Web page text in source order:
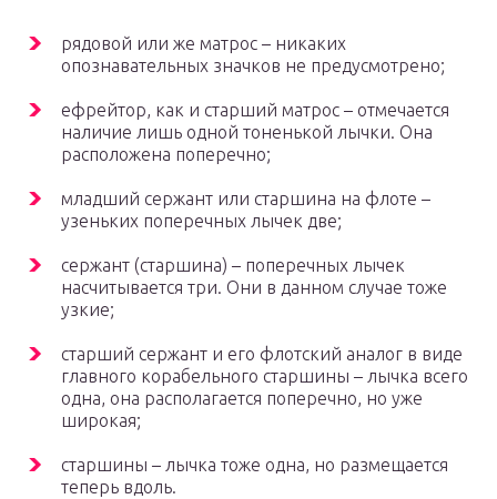
рядовой или же матрос – никаких
опознавательных значков не предусмотрено;
ефрейтор, как и старший матрос – отмечается
наличие лишь одной тоненькой лычки. Она
расположена поперечно;
младший сержант или старшина на флоте –
узеньких поперечных лычек две;
сержант (старшина) – поперечных лычек
насчитывается три. Они в данном случае тоже
узкие;
старший сержант и его флотский аналог в виде
главного корабельного старшины – лычка всего
одна, она располагается поперечно, но уже
широкая;
старшины – лычка тоже одна, но размещается
теперь вдоль.